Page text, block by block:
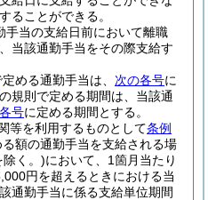
ることができる。
手当の支給日前において離職
当該通勤手当をその際支給す
める通勤手当は、 次の各号に
の規則で定める期間は、当該通
号に定める期間とする。
等を利用するものとして条例
る額の通勤手当を支給される場
除く。)において、1箇月当たり
円を超えるときにおける当
通勤手当に係る支給単位期間